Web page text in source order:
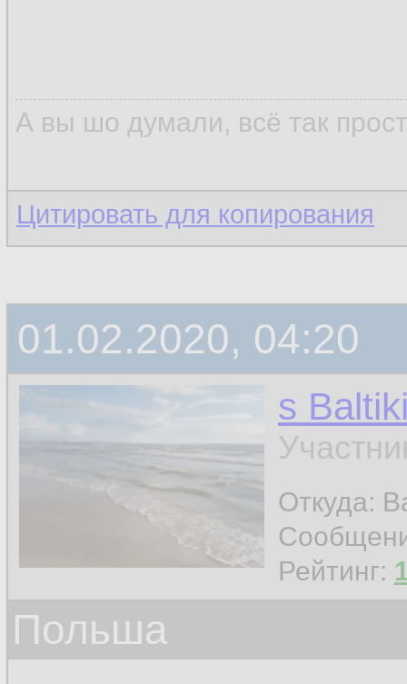
А вы шо думали, всё так
Цитировать для копирования
01.02.2020, 04:20
s
Откуда:
Рейтинг:
Польша